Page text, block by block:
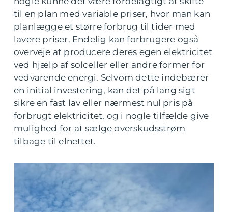
til en plan med variable priser, hvor man kan
planlægge et større forbrug til tider med
lavere priser. Endelig kan forbrugere også
overveje at producere deres egen elektricitet
ved hjælp af solceller eller andre former for
vedvarende energi. Selvom dette indebærer
en initial investering, kan det på lang sigt
sikre en fast lav eller nærmest nul pris på
forbrugt elektricitet, og i nogle tilfælde give
mulighed for at sælge overskudsstrøm
tilbage til elnettet.